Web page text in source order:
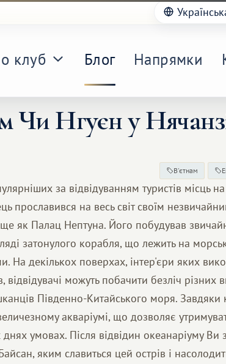
клуб Блог Напрямки
Чи Нгуєн у
В'єтнам
за відвідуванням туристів місць
прославився на весь світ своїм
як Палац Нептуна. Його побудував
затонулого корабля, що лежить на
декількох поверхах, інтер'єри яких
можуть побачити безліч різних
Південно-Китайського моря. Завдяки
акваріумі, що дозволяє
умовах. Після відвідин океанаріуму Ви
яким славиться цей острів і